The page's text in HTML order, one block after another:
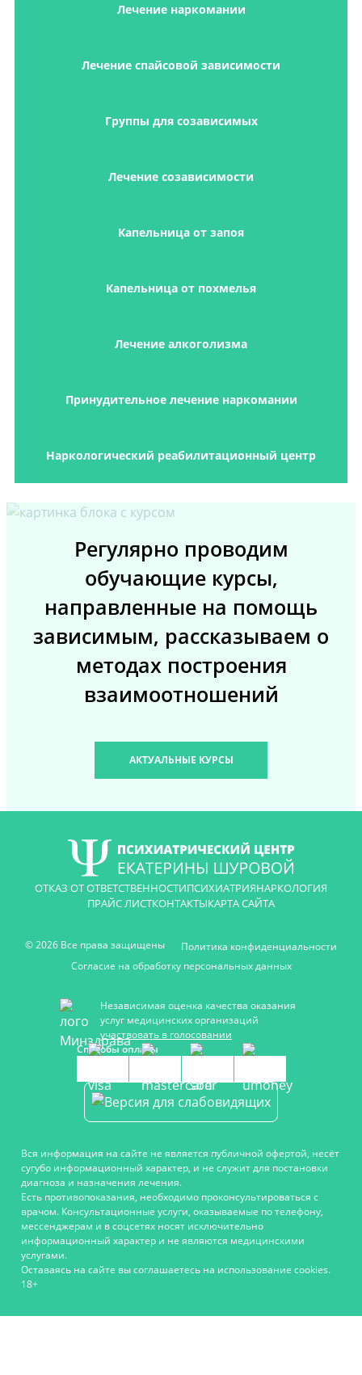
Лечение наркомании
Лечение спайсовой зависимости
Группы для созависимых
Лечение созависимости
Капельница от запоя
Капельница от похмелья
Лечение алкоголизма
Принудительное лечение наркомании
Наркологический реабилитационный центр
Регулярно проводим
обучающие курсы,
направленные на помощь
зависимым, рассказываем о
методах построения
взаимоотношений
АКТУАЛЬНЫЕ КУРСЫ
ОТКАЗ ОТ ОТВЕТСТВЕННОСТИПСИХИАТРИЯНАРКОЛОГИЯ
ПРАЙС ЛИСТКОНТАКТЫКАРТА САЙТА
© 2026 Все права защищены
Политика конфиденциальности
Согласие на обработку персональных данных
Независимая оценка качества оказания
услуг медицинских организаций
участвовать в голосовании
Способы оплаты
Вся информация на сайте не является публичной офертой, несёт
сугубо информационный характер, и не служит для постановки
диагноза и назначения лечения.
Есть противопоказания, необходимо проконсультироваться с
врачом. Консультационные услуги, оказываемые по телефону,
мессенджерам и в соцсетях носят исключительно
информационный характер и не являются медицинскими
услугами.
Оставаясь на сайте вы соглашаетесь на использование cookies.
18+